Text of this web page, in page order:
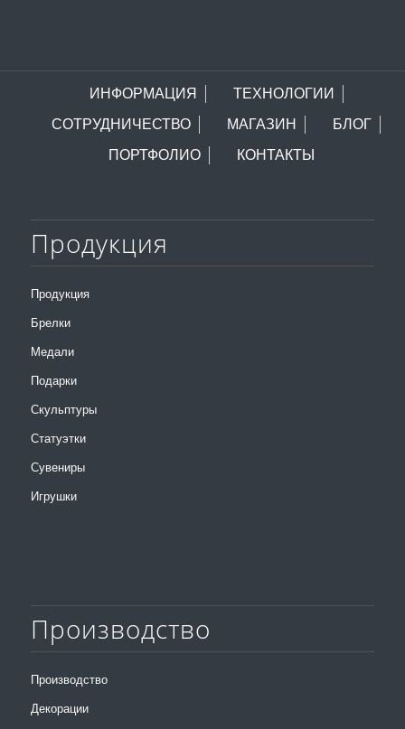
ИНФОРМАЦИЯ
ТЕХНОЛОГИИ
СОТРУДНИЧЕСТВО
МАГАЗИН
БЛОГ
ПОРТФОЛИО
КОНТАКТЫ
Продукция
Продукция
Брелки
Медали
Подарки
Скульптуры
Статуэтки
Сувениры
Игрушки
Производство
Производство
Декорации